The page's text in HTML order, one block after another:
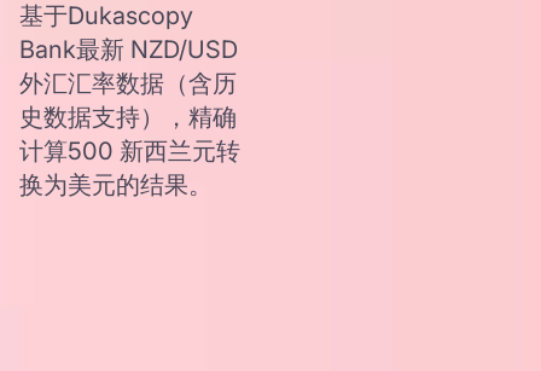
基于Dukascopy
Bank最新 NZD/USD
外汇汇率数据（含历
史数据支持），精确
计算500 新西兰元转
换为美元的结果。